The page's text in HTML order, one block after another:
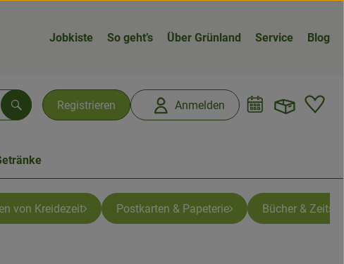
Jobkiste So geht’s Über Grünland Service Blog
Registrieren Anmelden
Suchen
von Kreidezeit Postkarten & Papeterie Bücher &